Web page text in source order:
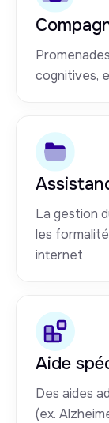
cognitives,
La gestion
les
internet
Aide
Des aides
(ex.